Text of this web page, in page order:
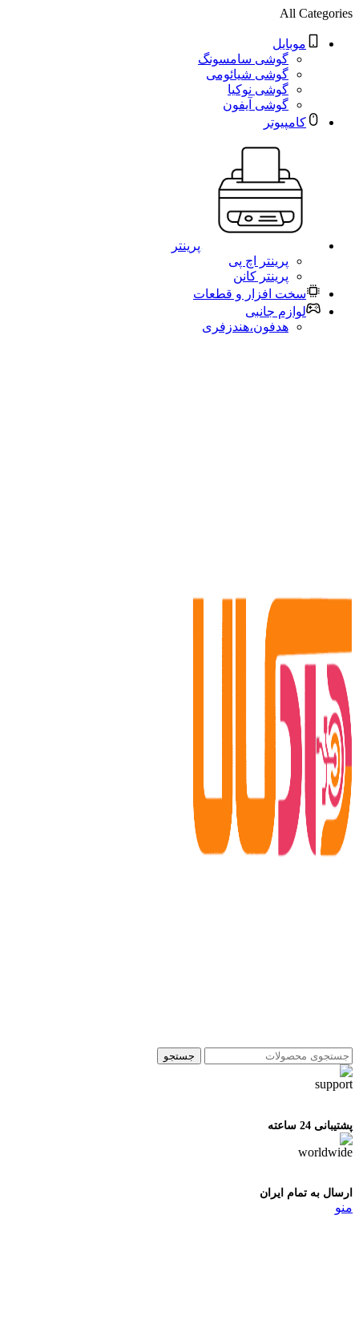
All Categories
موبایل
گوشی سامسونگ
گوشی شیائومی
گوشی نوکیا
گوشی آیفون
کامپیوتر
پرینتر
پرینتر اچ پی
پرینتر کانن
سخت افزار و قطعات
لوازم جانبی
هدفون،هندزفری
جستجو
پشتیبانی 24 ساعته
ارسال به تمام ایران
منو